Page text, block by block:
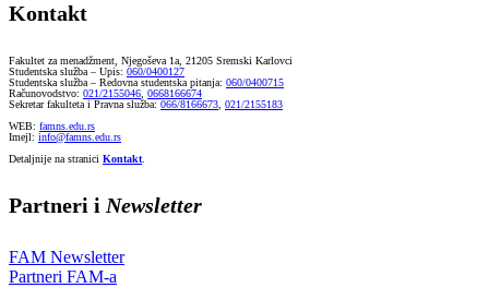
Kontakt
Fakultet za menadžment, Njegoševa 1a, 21205 Sremski Karlovci
Studentska služba – Upis: 060/0400127
Studentska služba – Redovna studentska pitanja: 060/0400715
Računovodstvo: 021/2155046 0668166674
Sekretar fakulteta i Pravna služba: 066/8166673 021/2155183
WEB: famns.edu.rs
Imejl: info@famns.edu.rs
Detaljnije na stranici Kontakt
Partneri i Newsletter
FAM Newsletter
Partneri FAM-a